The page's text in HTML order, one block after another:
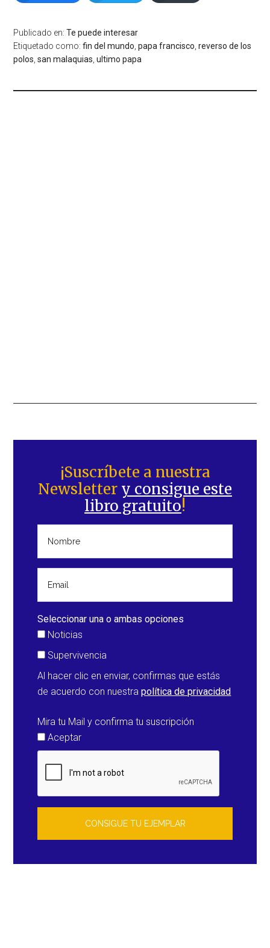
Publicado en:Te puede interesar
Etiquetado como:fin del mundo ,papa francisco ,reverso de los
polos ,san malaquias ,ultimo papa
lateral
principal
¡Suscríbete a nuestra
Newsletter y consigue este
libro gratuito!
Seleccionar una o ambas opciones
Noticias
Supervivencia
Al hacer clic en enviar, confirmas que estás
de acuerdo con nuestrapolítica de privacidad
Mira tu Mail y confirma tu suscripción
Aceptar